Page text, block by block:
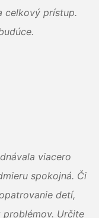
celkový prístup.
viacero
spokojná. Či
detí,
Určite